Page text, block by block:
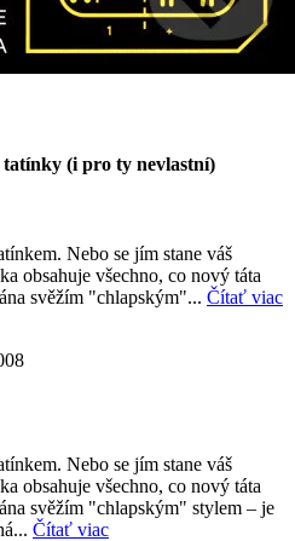
(i pro ty nevlastní)
Nebo se jím stane váš
obsahuje všechno, co nový táta
svěžím "chlapským"... Čítať viac
Nebo se jím stane váš
obsahuje všechno, co nový táta
svěžím "chlapským" stylem – je
Čítať viac